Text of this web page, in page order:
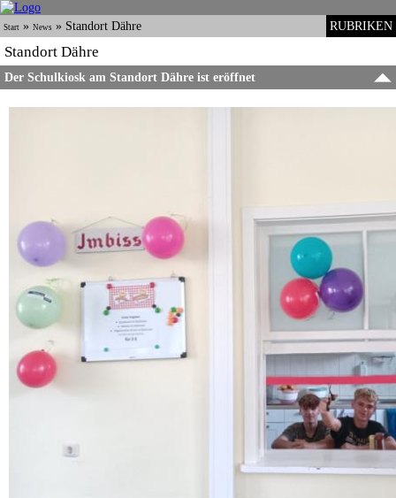
RUBRIKEN
Start » News » Standort Dähre
Standort Dähre
Der Schulkiosk am Standort Dähre ist eröffnet